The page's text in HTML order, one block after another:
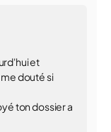
et
douté si
ton dossier a